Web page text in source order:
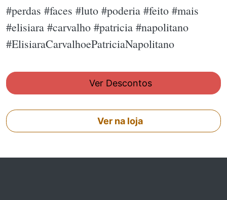
#perdas #faces #luto #poderia #feito #mais
#elisiara #carvalho #patricia #napolitano
#ElisiaraCarvalhoePatriciaNapolitano
Ver Descontos
Ver na loja